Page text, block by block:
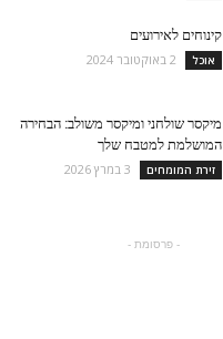
קינוחים לאירועים
אוכל 2 באוקטובר 2024
מיקסר שולחני ומיקסר משולב: הבחירה
המושלמת למטבח שלך
זירת המומחים 3 במרץ 2026
- פרסומת -